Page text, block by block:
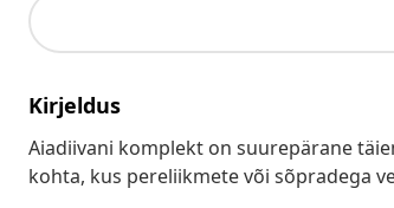
Kirjeldus
Aiadiivani komplekt on suurepärane
kohta, kus pereliikmete või sõpradega